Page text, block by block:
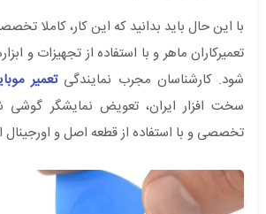
با این حال باید بدانید که این کار، کاملا
تعمیرکاران ماهر و با استفاده از تجهیزات و
شود. کارشناسان مجرب نمایندگیتعمیر
سخت افزار ایران، تعویض نمایشگر گوشی
تخصصی و با استفاده از قطعه اصل و